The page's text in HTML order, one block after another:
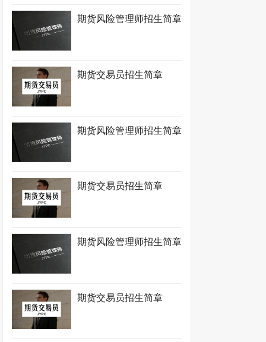
期货风险管理师招生简章
期货交易员招生简章
期货风险管理师招生简章
期货交易员招生简章
期货风险管理师招生简章
期货交易员招生简章